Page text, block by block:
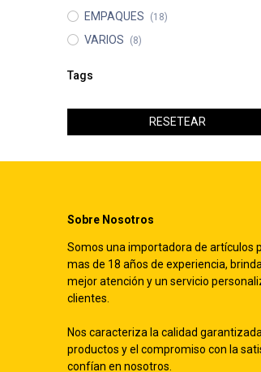
EMPAQUES (18)
VARIOS (8)
Tags
RESETEAR
Sobre Nosotros
Somos una importadora de artículos
mas de 18 años de experiencia,
mejor atención y un servicio
clientes.
Nos caracteriza la calidad
productos y el compromiso con la
confían en nosotros.